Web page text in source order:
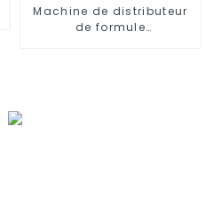
Machine de distributeur
de formule